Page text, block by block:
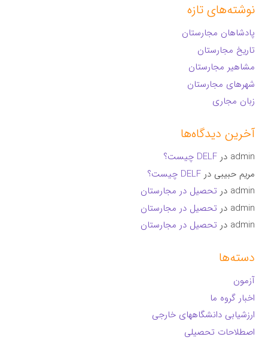
نوشته‌های تازه
پادشاهان مجارستان
تاریخ مجارستان
مشاهیر مجارستان
شهرهای مجارستان
زبان مجاری
آخرین دیدگاه‌ها
admin درDELF چیست؟
مریم حبیبی درDELF چیست؟
admin در تحصیل در مجارستان
admin در تحصیل در مجارستان
admin در تحصیل در مجارستان
دسته‌ها
آزمون
اخبار گروه ما
ارزشیابی دانشگاههای خارجی
اصطلاحات تحصیلی